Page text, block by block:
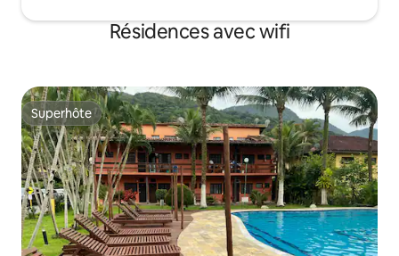
Résidences avec wifi
Superhôte
Superhôte